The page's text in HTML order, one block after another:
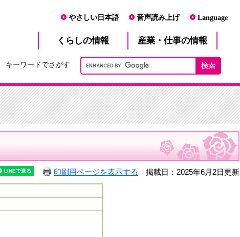
やさしい日本語 音声読み上げ Language
くらしの情報 産業・仕事の情報
キーワードでさがす
印刷用ページを表示する 掲載日：2025年6月2日更新